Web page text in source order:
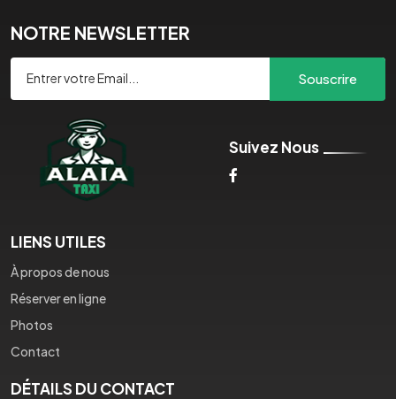
NOTRE NEWSLETTER
Souscrire
Suivez Nous
LIENS UTILES
À propos de nous
Réserver en ligne
Photos
Contact
DÉTAILS DU CONTACT